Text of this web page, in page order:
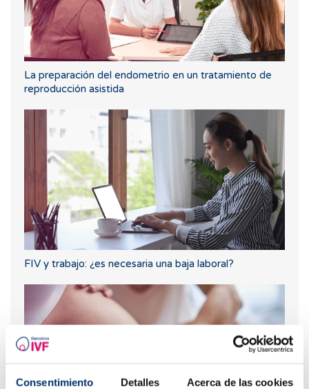
Consentimiento Detalles Acerca de las cookies
La preparación del endometrio en un tratamiento de
reproducción asistida
FIV y trabajo: ¿es necesaria una baja laboral?